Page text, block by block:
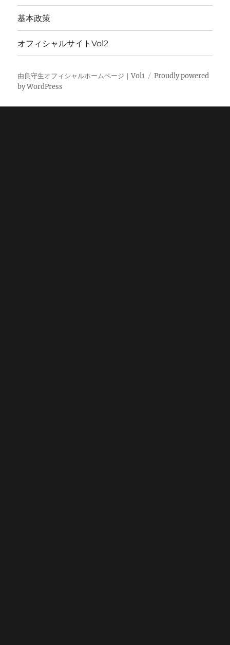
基本政策
オフィシャルサイトVol2
由良守生オフィシャルホームページ｜Vol1
Proudly powered
by WordPress